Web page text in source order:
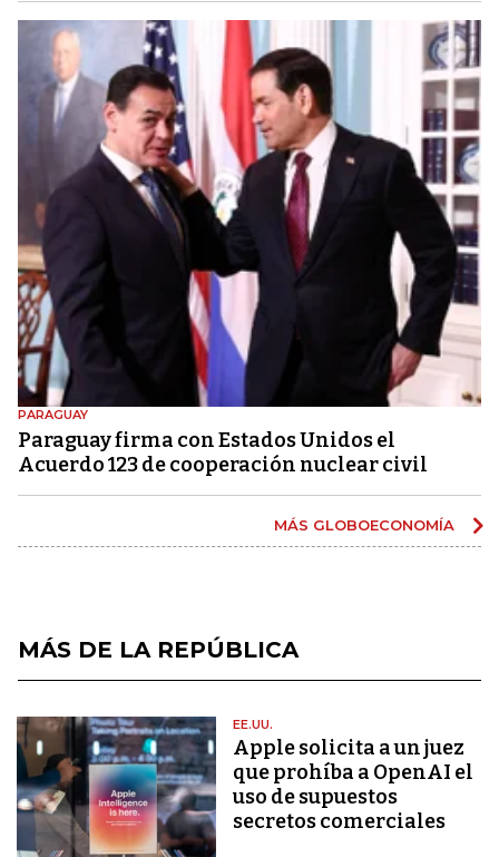
PARAGUAY
Paraguay firma con Estados Unidos el
Acuerdo 123 de cooperación nuclear civil
MÁS GLOBOECONOMÍA
MÁS DE LA REPÚBLICA
EE.UU.
Apple solicita a un juez
que prohíba a OpenAI el
uso de supuestos
secretos comerciales